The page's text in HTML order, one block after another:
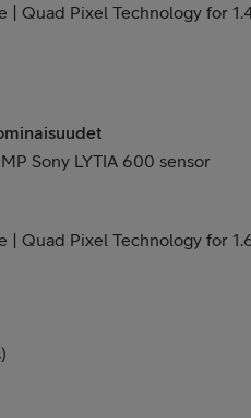
| Quad Pixel Technology for
Sony LYTIA 600 sensor
| Quad Pixel Technology for